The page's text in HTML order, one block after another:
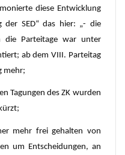
diese Entwicklung
der SED“ das hier: „- die
die Parteitage war unter
ab dem VIII. Parteitag
mehr;
Tagungen des ZK wurden
mehr frei gehalten von
um Entscheidungen, an